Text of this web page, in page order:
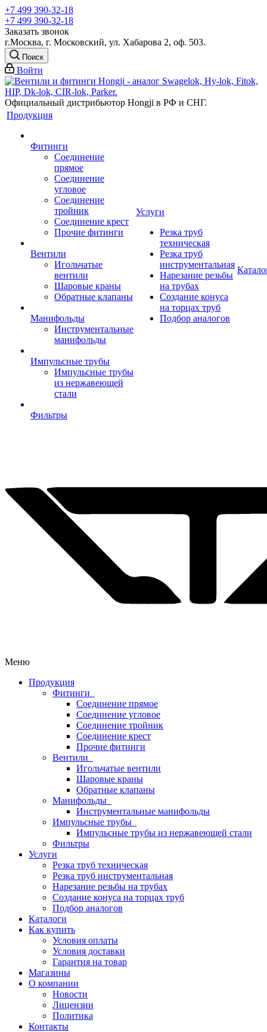
+7 499 390-32-18
+7 499 390-32-18
Заказать звонок
г.Москва, г. Московский, ул. Хабарова 2, оф. 503.
Поиск
Войти
Официальный дистрибьютор Hongji в РФ и СНГ.
Продукция
Фитинги
Соединение
прямое
Соединение
угловое
Соединение
тройник
Соединение крест
Прочие фитинги
Вентили
Игольчатые
вентили
Шаровые краны
Обратные клапаны
Манифольды
Инструментальные
манифольды
Импульсные трубы
Импульсные трубы
из нержавеющей
стали
Фильтры
Услуги
Резка труб
техническая
Резка труб
инструментальная
Нарезание резьбы
на трубах
Создание конуса
на торцах труб
Подбор аналогов
Меню
Продукция
Фитинги
Соединение прямое
Соединение угловое
Соединение тройник
Соединение крест
Прочие фитинги
Вентили
Игольчатые вентили
Шаровые краны
Обратные клапаны
Манифольды
Инструментальные манифольды
Импульсные трубы
Импульсные трубы из нержавеющей стали
Фильтры
Услуги
Резка труб техническая
Резка труб инструментальная
Нарезание резьбы на трубах
Создание конуса на торцах труб
Подбор аналогов
Каталоги
Как купить
Условия оплаты
Условия доставки
Гарантия на товар
Магазины
О компании
Новости
Лицензии
Политика
Контакты